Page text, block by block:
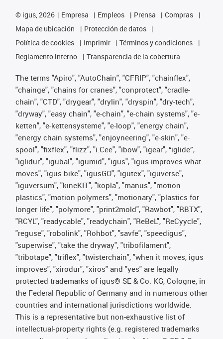
© igus, 2026 Empresa Empleos Prensa
Compras
Mapa de ubicación
Protección de datos
Política de cookies
Imprimir
Términos y condiciones
Reglamento interno
Transparencia de la cobertura
The terms "Apiro", "AutoChain", "CFRIP", "chainflex",
"chainge", "chains for cranes", "conprotect", "cradle-
chain", "CTD", "drygear", "drylin", "dryspin", "dry-tech",
"dryway", "easy chain", "e-chain", "e-chain systems", "e-
ketten", "e-kettensysteme", "e-loop", "energy chain",
"energy chain systems", "enjoyneering", "e-skin", "e-
spool", "fixflex", "flizz", "i.Cee", "ibow", "igear", “iglide”,
"iglidur", "igubal", "igumid", "igus", "igus improves what
moves", "igus:bike", "igusGO", "igutex", "iguverse",
"iguversum", "kineKIT", "kopla", "manus", "motion
plastics", "motion polymers", "motionary", "plastics for
longer life", "polymore", "print2mold", "Rawbot", "RBTX",
"RCYL", "readycable", "readychain", "ReBeL", "ReCyycle",
"reguse", "robolink", "Rohbot", "savfe", "speedigus",
"superwise", "take the dryway", "tribofilament",
"tribotape", "triflex", "twisterchain", "when it moves, igus
improves", "xirodur", "xiros" and "yes" are legally
protected trademarks of igus® SE & Co. KG, Cologne, in
the Federal Republic of Germany and in numerous other
countries and international jurisdictions worldwide.
This is a representative but non-exhaustive list of
intellectual-property rights (e.g. registered trademarks